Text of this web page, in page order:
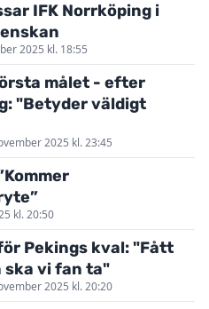
IFK Norrköping i
2025 kl. 18:55
målet - efter
"Betyder väldigt
2025 kl. 23:45
kl. 20:50
Pekings kval: "Fått
ska vi fan ta"
2025 kl. 20:20